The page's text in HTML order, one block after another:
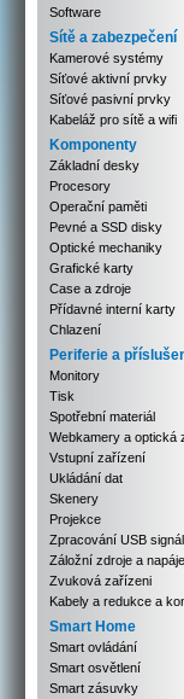
Software
Sítě a zabezpečení
Kamerové systémy
Síťové aktivní prvky
Síťové pasivní prvky
Kabeláž pro sítě a wifi
Komponenty
Základní desky
Procesory
Operační paměti
Pevné a SSD disky
Optické mechaniky
Grafické karty
Case a zdroje
Přídavné interní karty
Chlazení
Periferie a
Monitory
Tisk
Spotřební materiál
Webkamery a optická
Vstupní zařízení
Ukládání dat
Skenery
Projekce
Zpracování USB
Záložní zdroje a
Zvuková zařízeni
Kabely a redukce a
Smart Home
Smart ovládání
Smart osvětlení
Smart zásuvky